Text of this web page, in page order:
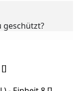
geschützt?